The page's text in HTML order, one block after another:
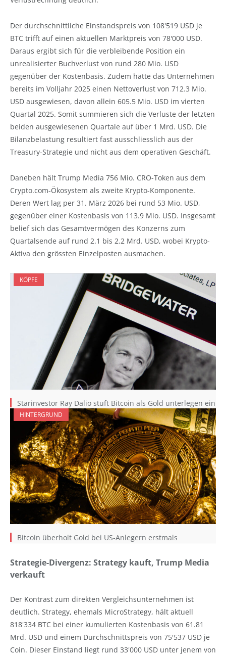
Der durchschnittliche Einstandspreis von 108'519 USD je
BTC trifft auf einen aktuellen Marktpreis von 78'000 USD.
Daraus ergibt sich für die verbleibende Position ein
unrealisierter Buchverlust von rund 280 Mio. USD
gegenüber der Kostenbasis. Zudem hatte das Unternehmen
bereits im Volljahr 2025 einen Nettoverlust von 712.3 Mio.
USD ausgewiesen, davon allein 605.5 Mio. USD im vierten
Quartal 2025. Somit summieren sich die Verluste der letzten
beiden ausgewiesenen Quartale auf über 1 Mrd. USD. Die
Bilanzbelastung resultiert fast ausschliesslich aus der
Treasury-Strategie und nicht aus dem operativen Geschäft.
Daneben hält Trump Media 756 Mio. CRO-Token aus dem
Crypto.com-Ökosystem als zweite Krypto-Komponente.
Deren Wert lag per 31. März 2026 bei rund 53 Mio. USD,
gegenüber einer Kostenbasis von 113.9 Mio. USD. Insgesamt
belief sich das Gesamtvermögen des Konzerns zum
Quartalsende auf rund 2.1 bis 2.2 Mrd. USD, wobei Krypto-
Aktiva den grössten Einzelposten ausmachen.
KÖPFE
Starinvestor Ray Dalio stuft Bitcoin als Gold unterlegen ein
HINTERGRUND
Bitcoin überholt Gold bei US-Anlegern erstmals
Strategie-Divergenz: Strategy kauft, Trump Media
verkauft
Der Kontrast zum direkten Vergleichsunternehmen ist
deutlich. Strategy, ehemals MicroStrategy, hält aktuell
818'334 BTC bei einer kumulierten Kostenbasis von 61.81
Mrd. USD und einem Durchschnittspreis von 75'537 USD je
Coin. Dieser Einstand liegt rund 33'000 USD unter jenem von